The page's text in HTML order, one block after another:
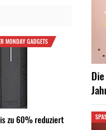
MONDAY GADGETS
zu 60% reduziert